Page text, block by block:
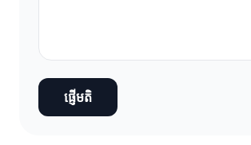
ផ្ញើមតិ